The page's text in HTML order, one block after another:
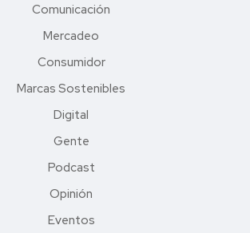
Comunicación
Mercadeo
Consumidor
Marcas Sostenibles
Digital
Gente
Podcast
Opinión
Eventos